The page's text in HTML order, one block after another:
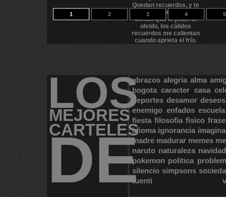
1 2 3 4 5
LOS
MEJORES
CARTELES
DE
abrazos alegria alma
bogota caracter casa
deportes desamor deseos
enemigo enfados escuela
fiesta filosofia fisico
idioma ignorancia
madre madurar memes
naruto naturaleza navidad
pokemon politica
silencio simpsons
tuenti